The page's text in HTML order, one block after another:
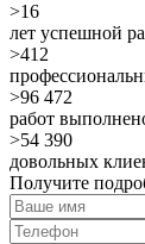
>16
лет успешной
>412
>96 472
работ
>54 390
довольных
Получите